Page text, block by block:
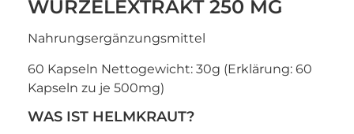
WURZELEXTRAKT 250 MG
Nahrungsergänzungsmittel
60 Kapseln Nettogewicht: 30g (Erklärung: 60
Kapseln zu je 500mg)
WAS IST HELMKRAUT?